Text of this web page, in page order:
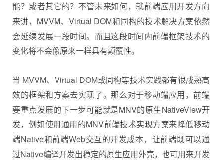
能？或者其它的？不管未来如何，就前端应用开发方向
来讲，MVVM、Virtual DOM和同构的技术解决方案依然
会延续发展一段时间。而且这段时间内前端框架技术的
变化将不会像原来一样具有颠覆性。
当 MVVM、Virtual DOM或同构等技术实践都有很成熟高
效的框架和方案去实现了。那么对于移动端应用，前端
要重点发展的下一步可能就是MNV的原生NativeView开
发，例如使用通用的MNV前端技术实现方案来降低移动
端Native和前端Web交互的开发成本，让前端既可以通
过Native编译开发出稳定的原生应用外壳，也可用来开发